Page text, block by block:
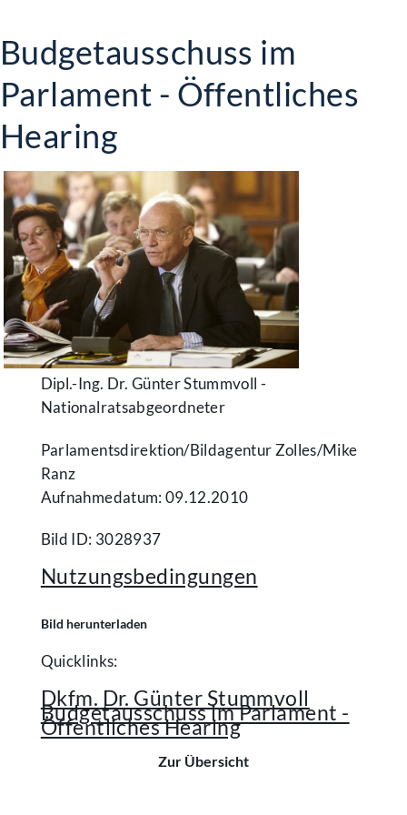
Budgetausschuss im
Parlament - Öffentliches
Hearing
Dipl.-Ing. Dr. Günter Stummvoll -
Nationalratsabgeordneter
Parlamentsdirektion/​Bildagentur Zolles/​Mike
Ranz
Aufnahmedatum: 09.12.2010
Bild ID: 3028937
Nutzungsbedingungen
Bild herunterladen
Quicklinks:
Dkfm. Dr. Günter Stummvoll
Budgetausschuss im Parlament -
Öffentliches Hearing
Zur Übersicht